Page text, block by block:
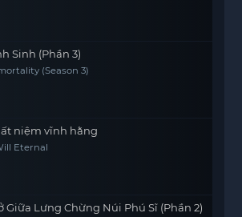
Sinh (Phần 3)
(Season 3)
niệm vĩnh hằng
Eternal
Giữa Lưng Chừng Núi Phú Sĩ (Phần 2)